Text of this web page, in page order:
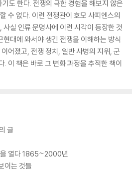
도 한다. 전쟁의 극한 경험을 해보지 않은
수 없다. 이런 전쟁관이 호모 사피엔스의
실 인류 문명사에 이런 시각이 등장한 것
대에 와서야 생긴 전쟁을 이해하는 방식
어졌고, 전쟁 정치, 일반 사병의 지위, 군
. 이 책은 바로 그 변화 과정을 추적한 책이
글
을 열다 1865~2000년
이는 것들